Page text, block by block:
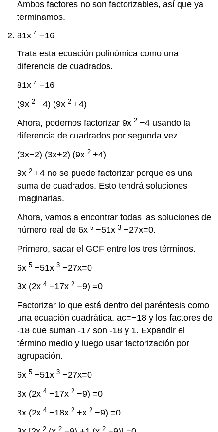
Ambos factores no son factorizables, así que ya
terminamos.
81x4 −16
Trata esta ecuación polinómica como una
diferencia de cuadrados.
81x4 −16
(9x2 −4) (9x2 +4)
Ahora, podemos factorizar 9x2 −4 usando la
diferencia de cuadrados por segunda vez.
(3x−2) (3x+2) (9x2 +4)
9x2 +4 no se puede factorizar porque es una
suma de cuadrados. Esto tendrá soluciones
imaginarias.
Ahora, vamos a encontrar todas las soluciones de
número real de 6x5 −51x3 −27x=0.
Primero, sacar el GCF entre los tres términos.
6x5 −51x3 −27x=0
3x (2x4 −17x2 −9) =0
Factorizar lo que está dentro del paréntesis como
una ecuación cuadrática. ac=−18 y los factores de
-18 que suman -17 son -18 y 1. Expandir el
término medio y luego usar factorización por
agrupación.
6x5 −51x3 −27x=0
3x (2x4 −17x2 −9) =0
3x (2x4 −18x2 +x2 −9) =0
2 2 2